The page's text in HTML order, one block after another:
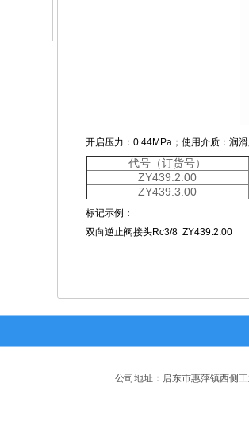
开启压力：0.44MPa；使用介质：润
代号（订货号）
ZY439.2.00
ZY439.3.00
标记示例：
双向逆止阀接头Rc3/8 ZY439.2.00
公司地址：启东市惠萍镇西侧工